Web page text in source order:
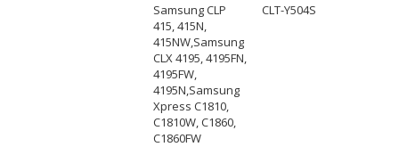
Samsung CLP
415, 415N,
415NW,Samsung
CLX 4195, 4195FN,
4195FW,
4195N,Samsung
Xpress C1810,
C1810W, C1860,
C1860FW
CLT-Y504S